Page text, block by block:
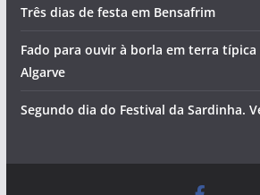
Três dias de festa em Bensafrim
Fado para ouvir à borla em terra
Algarve
Segundo dia do Festival da Sardinha.